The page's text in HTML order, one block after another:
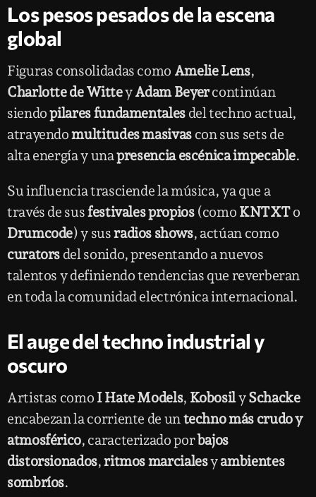
Los pesos pesados de la escena
global
Figuras consolidadas como Amelie Lens,
Charlotte de WitteyAdam Beyercontinúan
siendopilares fundamentalesdel techno actual,
atrayendomultitudes masivascon sus sets de
alta energía y unapresencia escénica impecable.
Su influencia trasciende la música, ya que a
través de susfestivales propios(como KNTXTo
Drumcode) y susradios shows, actúan como
curators del sonido, presentando a nuevos
talentos y definiendo tendencias que reverberan
en toda la comunidad electrónica internacional.
El auge del techno industrial y
oscuro
Artistas como I Hate Models, KobosilySchacke
encabezan la corriente de untechno más crudo y
atmosférico, caracterizado porbajos
distorsionados,ritmos marcialesyambientes
sombríos.